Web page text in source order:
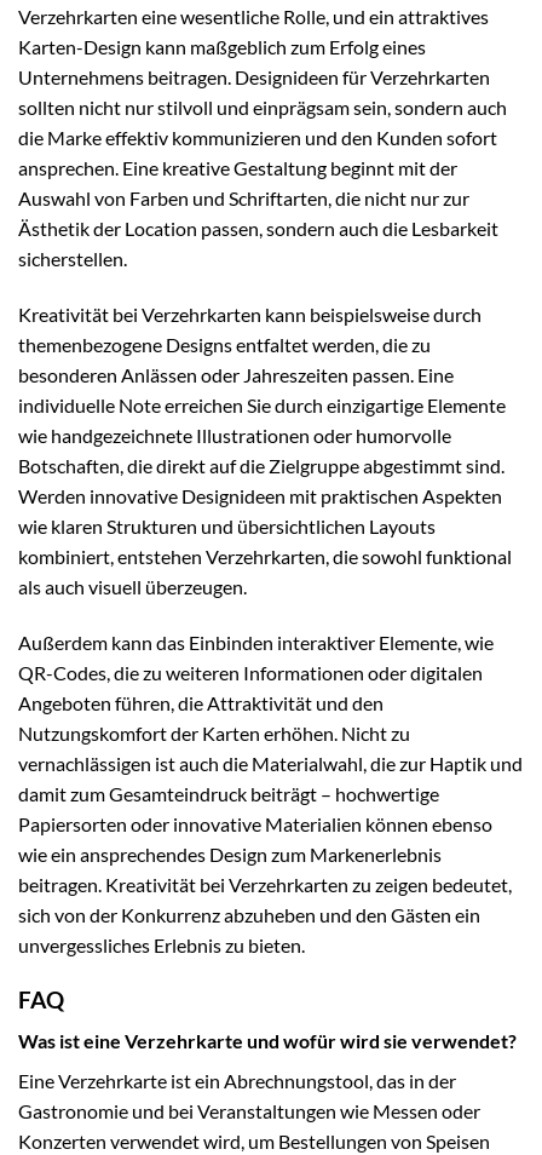
Verzehrkarten eine wesentliche Rolle, und ein attraktives
Karten-Design kann maßgeblich zum Erfolg eines
Unternehmens beitragen. Designideen für Verzehrkarten
sollten nicht nur stilvoll und einprägsam sein, sondern auch
die Marke effektiv kommunizieren und den Kunden sofort
ansprechen. Eine kreative Gestaltung beginnt mit der
Auswahl von Farben und Schriftarten, die nicht nur zur
Ästhetik der Location passen, sondern auch die Lesbarkeit
sicherstellen.
Kreativität bei Verzehrkarten kann beispielsweise durch
themenbezogene Designs entfaltet werden, die zu
besonderen Anlässen oder Jahreszeiten passen. Eine
individuelle Note erreichen Sie durch einzigartige Elemente
wie handgezeichnete Illustrationen oder humorvolle
Botschaften, die direkt auf die Zielgruppe abgestimmt sind.
Werden innovative Designideen mit praktischen Aspekten
wie klaren Strukturen und übersichtlichen Layouts
kombiniert, entstehen Verzehrkarten, die sowohl funktional
als auch visuell überzeugen.
Außerdem kann das Einbinden interaktiver Elemente, wie
QR-Codes, die zu weiteren Informationen oder digitalen
Angeboten führen, die Attraktivität und den
Nutzungskomfort der Karten erhöhen. Nicht zu
vernachlässigen ist auch die Materialwahl, die zur Haptik und
damit zum Gesamteindruck beiträgt – hochwertige
Papiersorten oder innovative Materialien können ebenso
wie ein ansprechendes Design zum Markenerlebnis
beitragen. Kreativität bei Verzehrkarten zu zeigen bedeutet,
sich von der Konkurrenz abzuheben und den Gästen ein
unvergessliches Erlebnis zu bieten.
FAQ
Was ist eine Verzehrkarte und wofür wird sie verwendet?
Eine Verzehrkarte ist ein Abrechnungstool, das in der
Gastronomie und bei Veranstaltungen wie Messen oder
Konzerten verwendet wird, um Bestellungen von Speisen